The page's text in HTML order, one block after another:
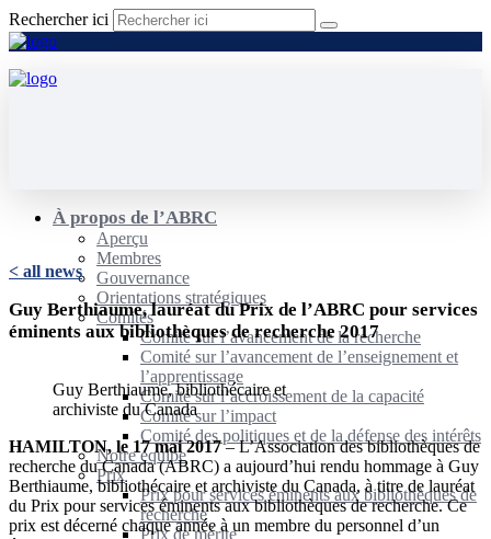
Rechercher ici
À propos de l’ABRC
Aperçu
Membres
Gouvernance
Orientations stratégiques
Comités
Comité sur l’avancement de la recherche
Comité sur l’avancement de l’enseignement et
l’apprentissage
Comité sur l’accroissement de la capacité
Comité sur l’impact
Comité des politiques et de la défense des intérêts
Notre équipe
Prix
Prix pour services éminents aux bibliothèques de
recherche
Prix de mérite
< all news
Guy Berthiaume, lauréat du Prix de l’ABRC pour services
éminents aux bibliothèques de recherche 2017
Guy Berthiaume, bibliothécaire et
archiviste du Canada
HAMILTON, le 17 mai 2017– L’Association des bibliothèques de
recherche du Canada (ABRC) a aujourd’hui rendu hommage à Guy
Berthiaume, bibliothécaire et archiviste du Canada, à titre de lauréat
du Prix pour services éminents aux bibliothèques de recherche. Ce
prix est décerné chaque année à un membre du personnel d’un